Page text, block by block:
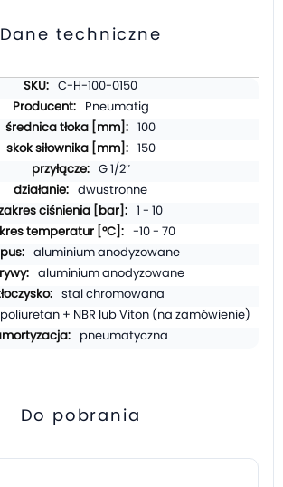
Dane techniczne
C-H-100-0150
Pneumatig
100
150
G 1/2″
dwustronne
1 - 10
-10 - 70
aluminium anodyzowane
aluminium anodyzowane
stal chromowana
poliuretan + NBR lub Viton (na zamówienie)
pneumatyczna
Do pobrania